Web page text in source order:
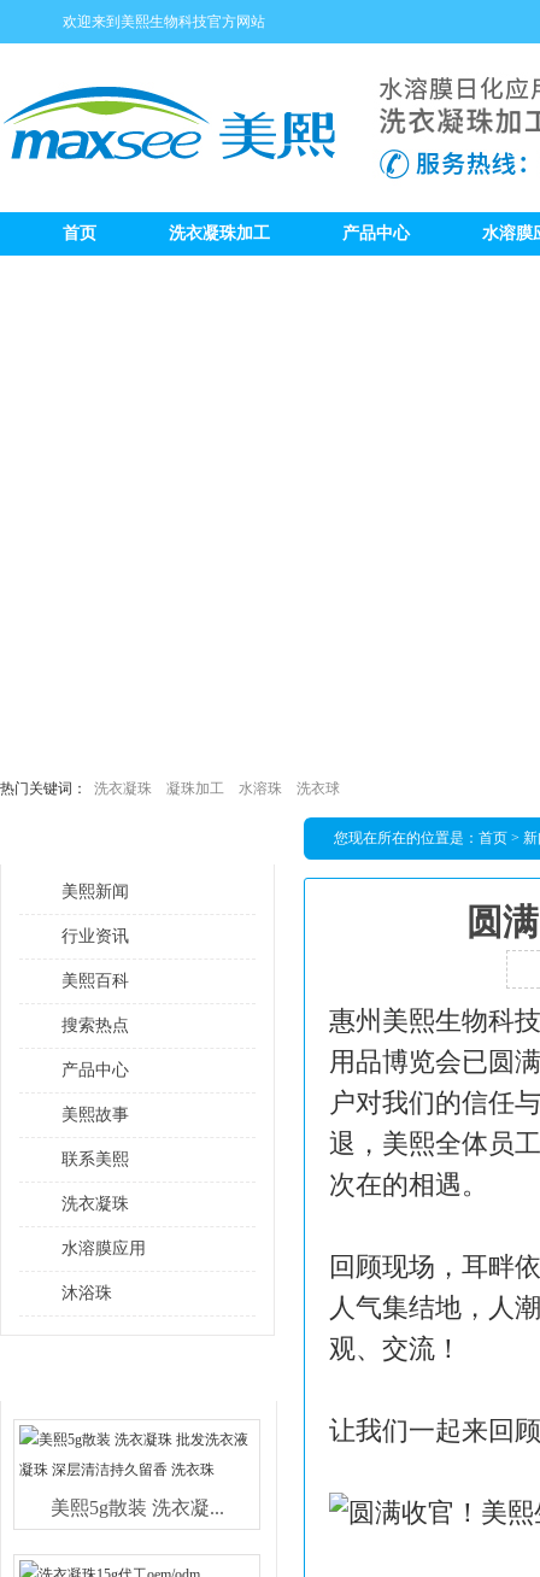
欢迎来到美熙生物科技官方网站
首页 洗衣凝珠加工 产品中心 水溶膜
热门关键词： 洗衣凝珠 凝珠加工 水溶珠 洗衣球
美熙新闻
行业资讯
美熙百科
搜索热点
产品中心
美熙故事
联系美熙
洗衣凝珠
水溶膜应用
沐浴珠
美熙5g散装 洗衣凝...
您现在所在的位置是： 首页 >
圆
惠州美熙生物科
用品博览会已圆
户对我们的信任
退，美熙全体员
次在的相遇。
回顾现场，耳畔
人气集结地，人
观、交流！
让我们一起来回